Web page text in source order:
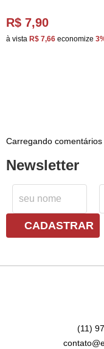
R$ 7,90
à vista R$ 7,66 economize
Carregando comentários
Newsletter
CADASTRAR
(11)